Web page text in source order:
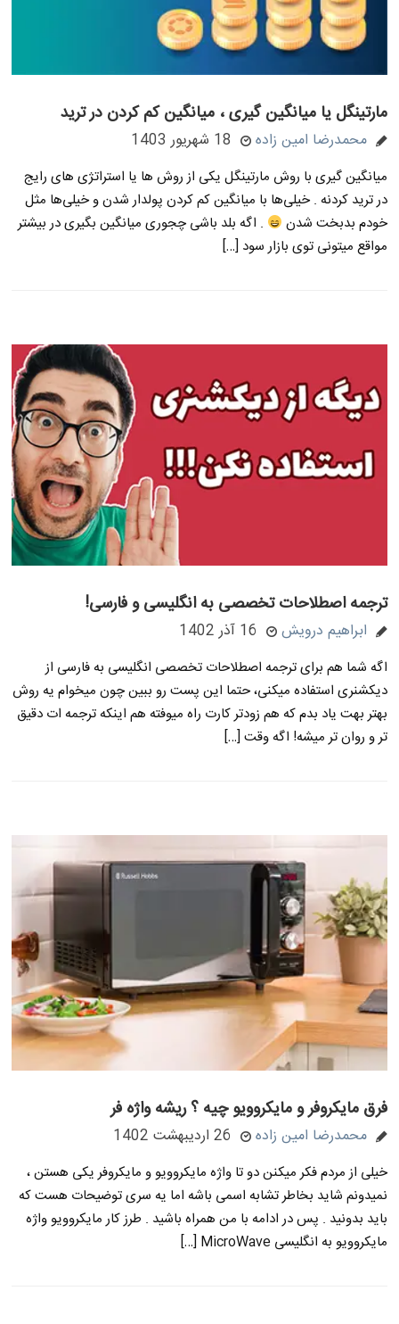
مارتینگل یا میانگین گیری ، میانگین کم کردن در ترید
محمدرضا امین زاده 18 شهریور 1403
میانگین گیری با روش مارتینگل یکی از روش ها یا استراتژی های رایج
در ترید کردنه . خیلی‌ها با میانگین کم کردن پولدار شدن و خیلی‌ها مثل
خودم بدبخت شدن
. اگه بلد باشی چجوری میانگین بگیری در بیشتر
مواقع میتونی توی بازار سود […]
ترجمه اصطلاحات تخصصی به انگلیسی و فارسی!
ابراهیم درویش 16 آذر 1402
اگه شما هم برای ترجمه اصطلاحات تخصصی انگلیسی به فارسی از
دیکشنری استفاده میکنی، حتما این پست رو ببین چون میخوام یه روش
بهتر بهت یاد بدم که هم زودتر کارت راه میوفته هم اینکه ترجمه ات دقیق
تر و روان تر میشه! اگه وقت […]
فرق مایکروفر و مایکروویو چیه ؟ ریشه واژه فر
محمدرضا امین زاده 26 اردیبهشت 1402
خیلی از مردم فکر میکنن دو تا واژه مایکروویو و مایکروفر یکی هستن ،
نمیدونم شاید بخاطر تشابه اسمی باشه اما یه سری توضیحات هست که
باید بدونید . پس در ادامه با من همراه باشید . طرز کار مایکروویو واژه
مایکروویو به انگلیسی MicroWave […]